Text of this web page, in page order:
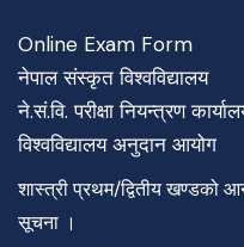
Online Exam Form
नेपाल संस्कृत विश्वविद्यालय
ने.सं.वि. परीक्षा नियन्त्रण
विश्वविद्यालय अनुदान आयोग
शास्त्री प्रथम/द्वितीय खण्डको
सूचना ।